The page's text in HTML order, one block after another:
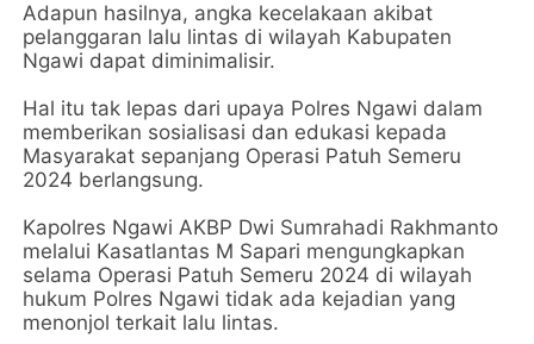
Adapun hasilnya, angka kecelakaan akibat
pelanggaran lalu lintas di wilayah Kabupaten
Ngawi dapat diminimalisir.
Hal itu tak lepas dari upaya Polres Ngawi dalam
memberikan sosialisasi dan edukasi kepada
Masyarakat sepanjang Operasi Patuh Semeru
2024 berlangsung.
Kapolres Ngawi AKBP Dwi Sumrahadi Rakhmanto
melalui Kasatlantas M Sapari mengungkapkan
selama Operasi Patuh Semeru 2024 di wilayah
hukum Polres Ngawi tidak ada kejadian yang
menonjol terkait lalu lintas.